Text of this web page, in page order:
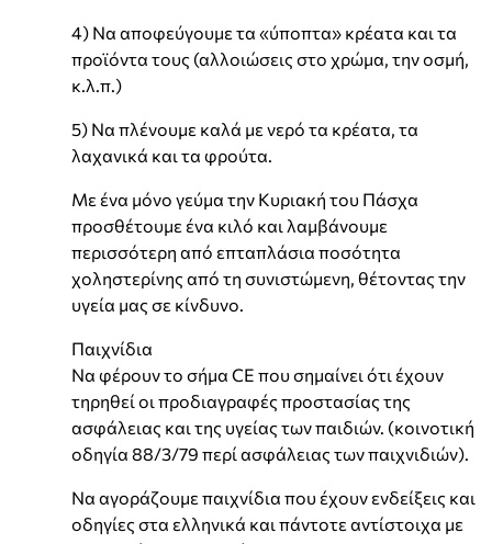
4) Να αποφεύγουμε τα «ύποπτα» κρέατα και τα
προϊόντα τους (αλλοιώσεις στο χρώμα, την οσμή,
κ.λ.π.)
5) Να πλένουμε καλά με νερό τα κρέατα, τα
λαχανικά και τα φρούτα.
Με ένα μόνο γεύμα την Κυριακή του Πάσχα
προσθέτουμε ένα κιλό και λαμβάνουμε
περισσότερη από επταπλάσια ποσότητα
χοληστερίνης από τη συνιστώμενη, θέτοντας την
υγεία μας σε κίνδυνο.
Παιχνίδια
Να φέρουν το σήμα CE που σημαίνει ότι έχουν
τηρηθεί οι προδιαγραφές προστασίας της
ασφάλειας και της υγείας των παιδιών. (κοινοτική
οδηγία 88/3/79 περί ασφάλειας των παιχνιδιών).
Να αγοράζουμε παιχνίδια που έχουν ενδείξεις και
οδηγίες στα ελληνικά και πάντοτε αντίστοιχα με